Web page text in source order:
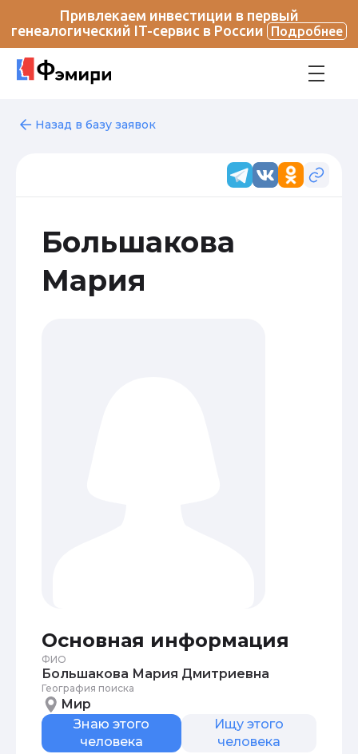
Привлекаем инвестиции в первый
генеалогический IT-сервис в России
Подробнее
Назад в базу заявок
Большакова
Мария
Основная информация
ФИО
Большакова Мария Дмитриевна
География поиска
Мир
Знаю этого
человека
Ищу этого
человека